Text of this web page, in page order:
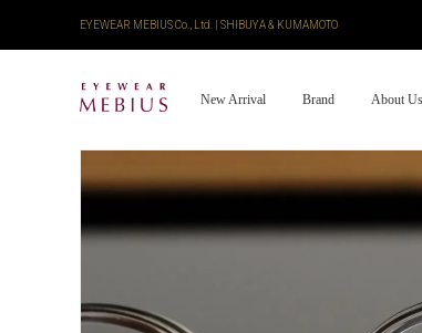
EYEWEAR MEBIUS Co., Ltd. | SHIBUYA & KUMAMOTO
New Arrival Brand About Us